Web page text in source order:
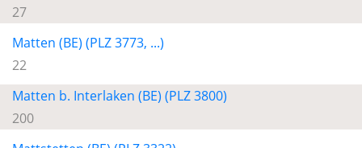
27
Matten (BE) (PLZ 3773, ...)
22
Matten b. Interlaken (BE) (PLZ 3800)
200